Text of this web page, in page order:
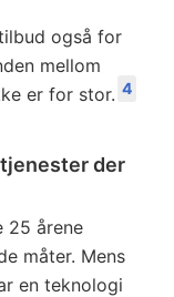
også for
mellom
er for stor. 4
der
25 årene
måter. Mens
en teknologi